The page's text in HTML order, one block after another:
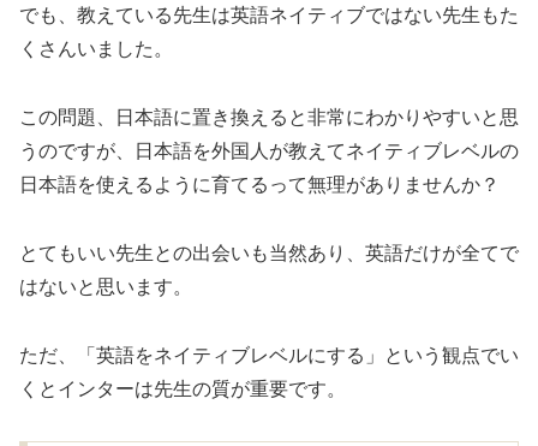
でも、教えている先生は英語ネイティブではない先生もた
くさんいました。
この問題、日本語に置き換えると非常にわかりやすいと思
うのですが、日本語を外国人が教えてネイティブレベルの
日本語を使えるように育てるって無理がありませんか？
とてもいい先生との出会いも当然あり、英語だけが全てで
はないと思います。
ただ、「英語をネイティブレベルにする」という観点でい
くとインターは先生の質が重要です。